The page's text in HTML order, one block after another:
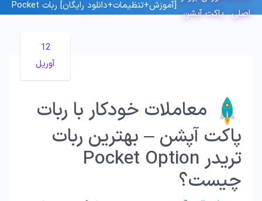
اصلی پاکت آپشن
[آموزش+تنظیمات+دانلود رایگان] ربات Pocket
12
آوریل
معاملات خودکار با ربات
پاکت آپشن – بهترین ربات
تریدر Pocket Option
چیست؟